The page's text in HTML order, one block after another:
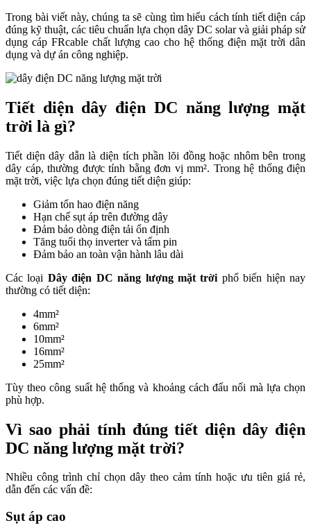
Trong bài viết này, chúng ta sẽ cùng tìm hiểu cách tính tiết diện cáp
đúng kỹ thuật, các tiêu chuẩn lựa chọn dây DC solar và giải pháp sử
dụng cáp FRcable chất lượng cao cho hệ thống điện mặt trời dân
dụng và dự án công nghiệp.
Tiết diện dây điện DC năng lượng mặt
trời là gì?
Tiết diện dây dẫn là diện tích phần lõi đồng hoặc nhôm bên trong
dây cáp, thường được tính bằng đơn vị mm². Trong hệ thống điện
mặt trời, việc lựa chọn đúng tiết diện giúp:
Giảm tổn hao điện năng
Hạn chế sụt áp trên đường dây
Đảm bảo dòng điện tải ổn định
Tăng tuổi thọ inverter và tấm pin
Đảm bảo an toàn vận hành lâu dài
Các loại Dây điện DC năng lượng mặt trời phổ biến hiện nay
thường có tiết diện:
4mm²
6mm²
10mm²
16mm²
25mm²
Tùy theo công suất hệ thống và khoảng cách đấu nối mà lựa chọn
phù hợp.
Vì sao phải tính đúng tiết diện dây điện
DC năng lượng mặt trời?
Nhiều công trình chỉ chọn dây theo cảm tính hoặc ưu tiên giá rẻ,
dẫn đến các vấn đề:
Sụt áp cao